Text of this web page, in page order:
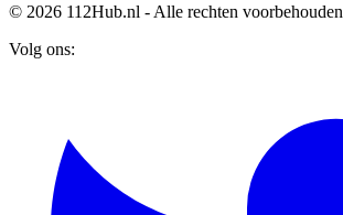
© 2026 112Hub.nl - Alle rechten voorbehouden
Volg ons: